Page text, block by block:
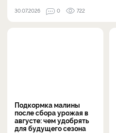
30.07.2026 0 722
Подкормка малины
после сбора урожая в
августе: чем удобрять
для будущего сезона